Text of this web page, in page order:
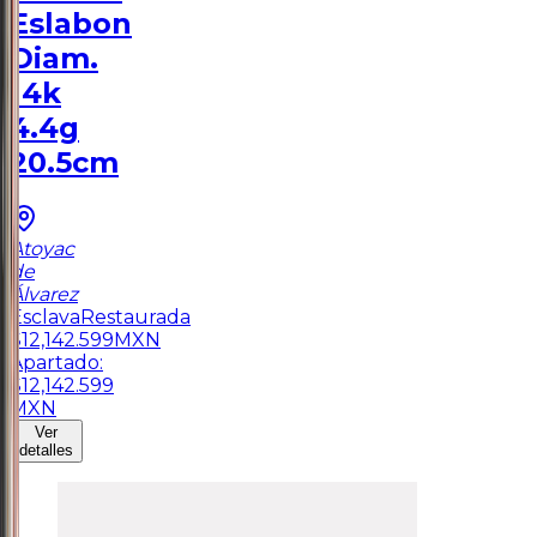
Eslabon
Diam.
14k
4.4g
20.5cm
Atoyac
de
Álvarez
Esclava Restaurada
$12,142.599 MXN
Apartado:
$12,142.599
MXN
Ver
detalles